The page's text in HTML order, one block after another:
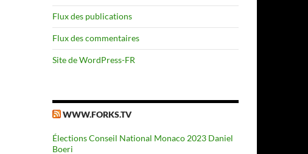
Flux des publications
Flux des commentaires
Site de WordPress-FR
WWW.FORKS.TV
Élections Conseil National Monaco 2023 Daniel
Boeri